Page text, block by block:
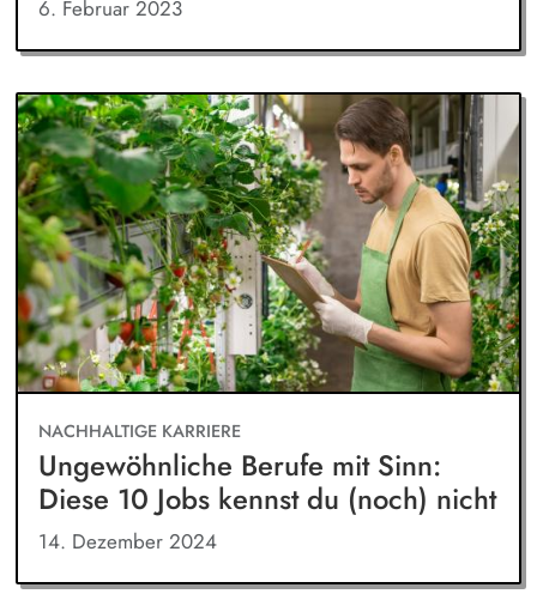
6. Februar 2023
NACHHALTIGE KARRIERE
Ungewöhnliche Berufe mit Sinn:
Diese 10 Jobs kennst du (noch) nicht
14. Dezember 2024